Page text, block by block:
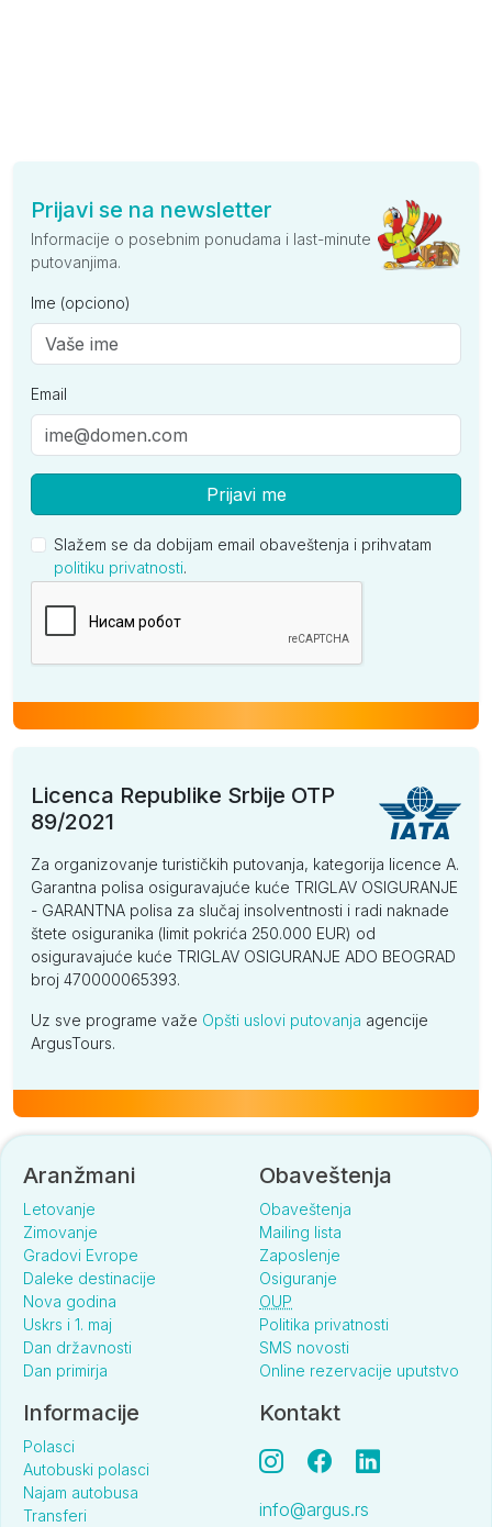
Prijavi se na newsletter
Informacije o posebnim ponudama i last-minute
putovanjima.
Ime (opciono)
Email
Prijavi me
Slažem se da dobijam email obaveštenja i prihvatam
politiku privatnosti.
Licenca Republike Srbije OTP
89/2021
Za organizovanje turističkih putovanja, kategorija licence A.
Garantna polisa osiguravajuće kuće TRIGLAV OSIGURANJE
- GARANTNA polisa za slučaj insolventnosti i radi naknade
štete osiguranika (limit pokrića 250.000 EUR) od
osiguravajuće kuće TRIGLAV OSIGURANJE ADO BEOGRAD
broj 470000065393.
Uz sve programe važe Opšti uslovi putovanja agencije
ArgusTours.
Aranžmani
Letovanje
Zimovanje
Gradovi Evrope
Daleke destinacije
Nova godina
Uskrs i 1. maj
Dan državnosti
Dan primirja
Obaveštenja
Obaveštenja
Mailing lista
Zaposlenje
Osiguranje
OUP
Politika privatnosti
SMS novosti
Online rezervacije uputstvo
Informacije
Polasci
Autobuski polasci
Najam autobusa
Transferi
Kontakt
info@argus.rs